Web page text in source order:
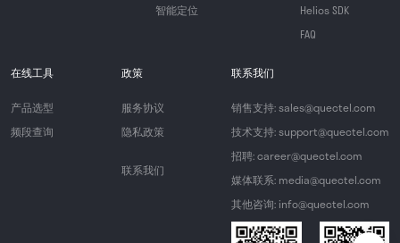
智能定位
Helios SDK
FAQ
在线工具
产品选型
频段查询
政策
服务协议
隐私政策
联系我们
联系我们
销售支持: sales@quectel.com
技术支持: support@quectel.com
招聘: career@quectel.com
媒体联系: media@quectel.com
其他咨询: info@quectel.com